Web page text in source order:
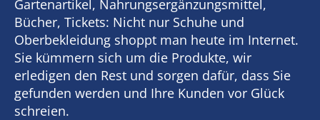
Gartenartikel, Nahrungsergänzungsmittel,
Bücher, Tickets: Nicht nur Schuhe und
Oberbekleidung shoppt man heute im Internet.
Sie kümmern sich um die Produkte, wir
erledigen den Rest und sorgen dafür, dass Sie
gefunden werden und Ihre Kunden vor Glück
schreien.